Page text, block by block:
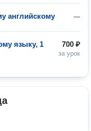
—
английскому
700 ₽
за урок
языку, 1